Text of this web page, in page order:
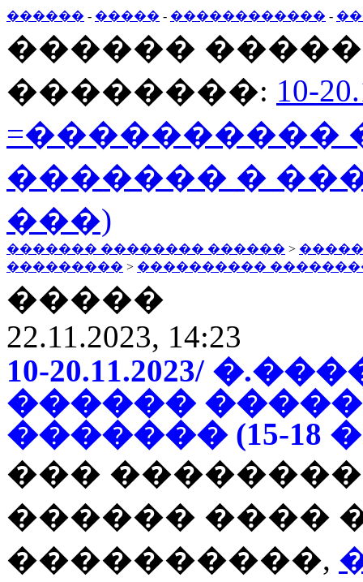
������ - ����� - ������������ -
������
��������: 10-
=����������
������� �
���)
������� �������� ������ >
��������� > ����������
�����
22.11.2023, 14:23
10-20.11.2023/
������
������� (15-18 �
���
������ ����
����������,